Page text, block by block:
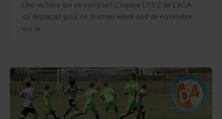
Une victoire qui va compter! L’équipe U13 2 de L’ASA
se déplaçait pour ce premier week-end de novembre
sur la